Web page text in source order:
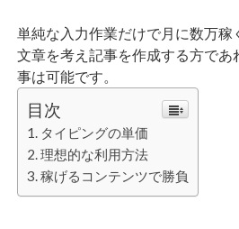
単純な入力作業だけで月に数万稼
文章を考え記事を作成する方であ
事は可能です。
目次
タイピングの単価
理想的な利用方法
稼げるコンテンツで勝負